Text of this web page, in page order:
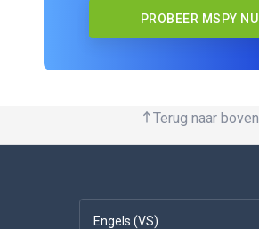
PROBEER MSPY NU
Terug naar boven
Engels (VS)